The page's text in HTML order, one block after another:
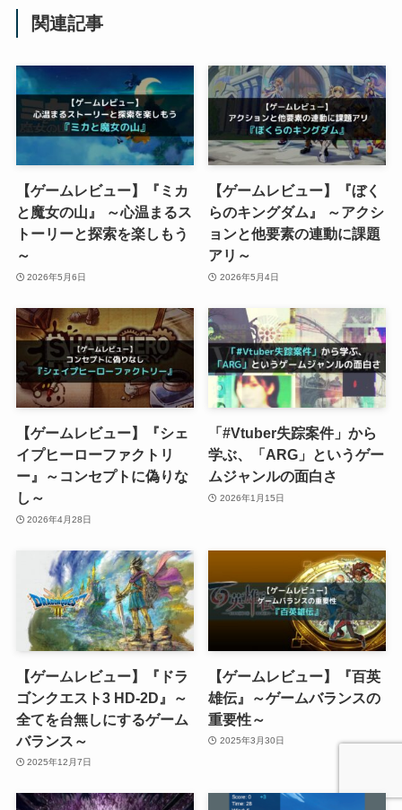
関連記事
【ゲームレビュー】『ミカ
と魔女の山』 ～心温まるス
トーリーと探索を楽しもう
～
2026年5月6日
【ゲームレビュー】『ぼく
らのキングダム』 ～アクシ
ョンと他要素の連動に課題
アリ～
2026年5月4日
【ゲームレビュー】『シェ
イプヒーローファクトリ
ー』～コンセプトに偽りな
し～
2026年4月28日
「#Vtuber失踪案件」から
学ぶ、「ARG」というゲー
ムジャンルの面白さ
2026年1月15日
【ゲームレビュー】『ドラ
ゴンクエスト3 HD-2D』～
全てを台無しにするゲーム
バランス～
2025年12月7日
【ゲームレビュー】『百英
雄伝』～ゲームバランスの
重要性～
2025年3月30日